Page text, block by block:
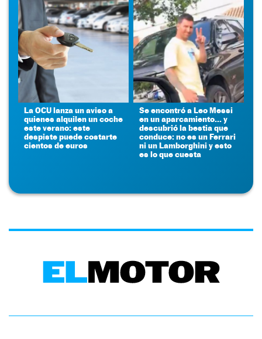
La OCU lanza un aviso a
quienes alquilen un coche
este verano: este
despiste puede costarte
cientos de euros
Se encontró a Leo Messi
en un aparcamiento... y
descubrió la bestia que
conduce: no es un Ferrari
ni un Lamborghini y esto
es lo que cuesta